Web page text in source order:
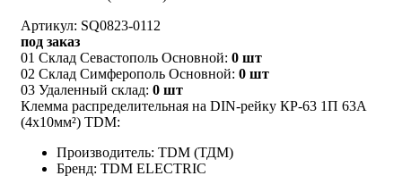
Артикул: SQ0823-0112
под заказ
01 Склад Севастополь Основной: 0 шт
02 Склад Симферополь Основной: 0 шт
03 Удаленный склад: 0 шт
Клемма распределительная на DIN-рейку КР-63 1П 63А
(4х10мм²) TDM:
Производитель: TDM (ТДМ)
Бренд: TDM ELECTRIC